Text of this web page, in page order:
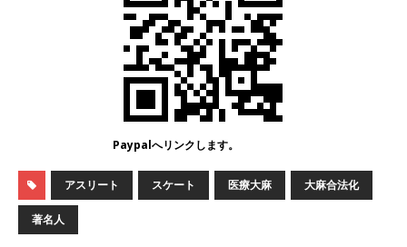
Paypalへリンクします。
アスリート スケート 医療大麻 大麻合法化
著名人